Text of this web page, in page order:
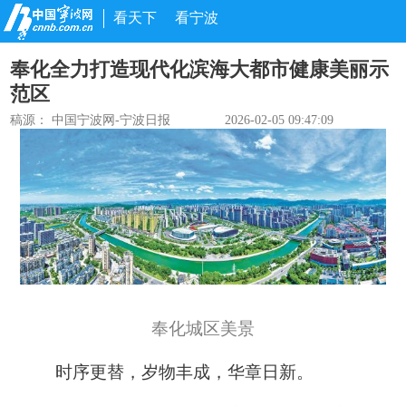
看天下 看宁波
奉化全力打造现代化滨海大都市健康美丽示
范区
稿源：中国宁波网-宁波日报 2026-02-05 09:47:09
奉化城区美景
时序更替，岁物丰成，华章日新。